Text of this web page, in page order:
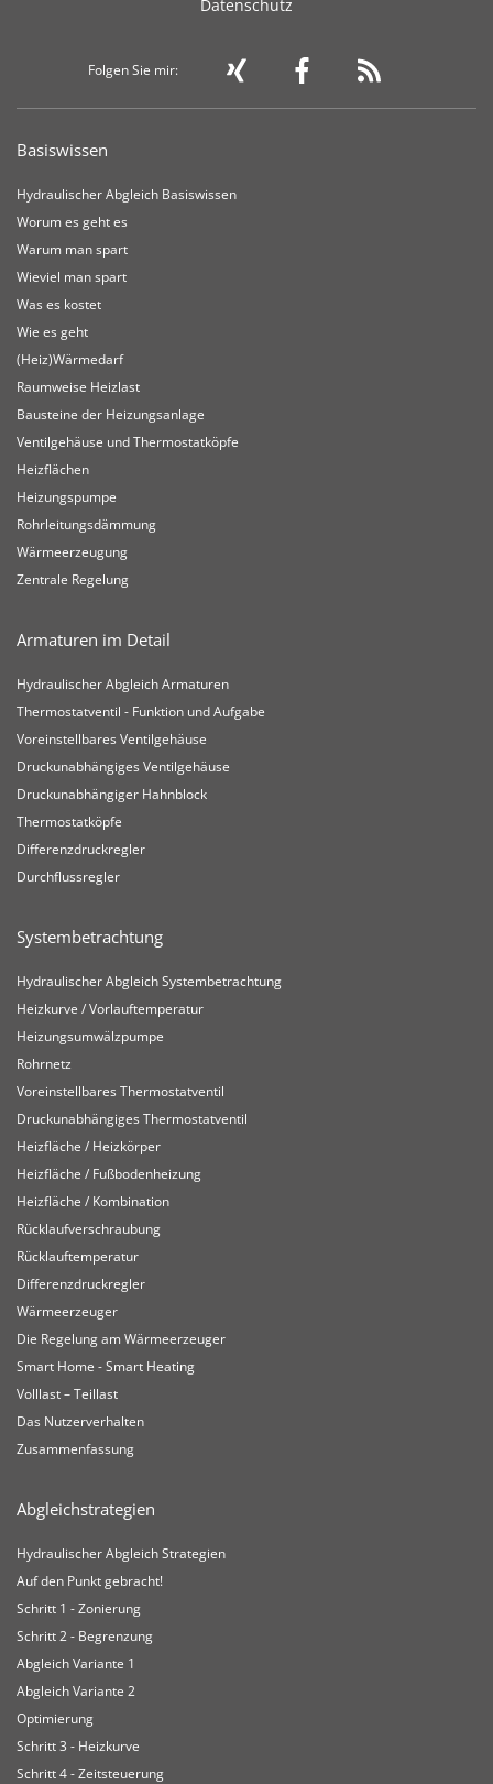
Datenschutz
Folgen Sie mir:
Basiswissen
Hydraulischer Abgleich Basiswissen
Worum es geht es
Warum man spart
Wieviel man spart
Was es kostet
Wie es geht
(Heiz)Wärmedarf
Raumweise Heizlast
Bausteine der Heizungsanlage
Ventilgehäuse und Thermostatköpfe
Heizflächen
Heizungspumpe
Rohrleitungsdämmung
Wärmeerzeugung
Zentrale Regelung
Armaturen im Detail
Hydraulischer Abgleich Armaturen
Thermostatventil - Funktion und Aufgabe
Voreinstellbares Ventilgehäuse
Druckunabhängiges Ventilgehäuse
Druckunabhängiger Hahnblock
Thermostatköpfe
Differenzdruckregler
Durchflussregler
Systembetrachtung
Hydraulischer Abgleich Systembetrachtung
Heizkurve / Vorlauftemperatur
Heizungsumwälzpumpe
Rohrnetz
Voreinstellbares Thermostatventil
Druckunabhängiges Thermostatventil
Heizfläche / Heizkörper
Heizfläche / Fußbodenheizung
Heizfläche / Kombination
Rücklaufverschraubung
Rücklauftemperatur
Differenzdruckregler
Wärmeerzeuger
Die Regelung am Wärmeerzeuger
Smart Home - Smart Heating
Volllast – Teillast
Das Nutzerverhalten
Zusammenfassung
Abgleichstrategien
Hydraulischer Abgleich Strategien
Auf den Punkt gebracht!
Schritt 1 - Zonierung
Schritt 2 - Begrenzung
Abgleich Variante 1
Abgleich Variante 2
Optimierung
Schritt 3 - Heizkurve
Schritt 4 - Zeitsteuerung